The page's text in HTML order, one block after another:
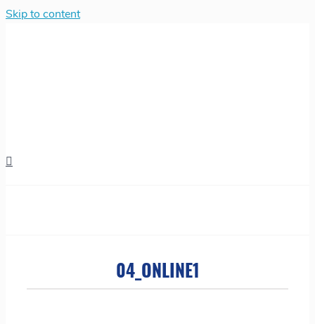
Skip to content
04_ONLINE1